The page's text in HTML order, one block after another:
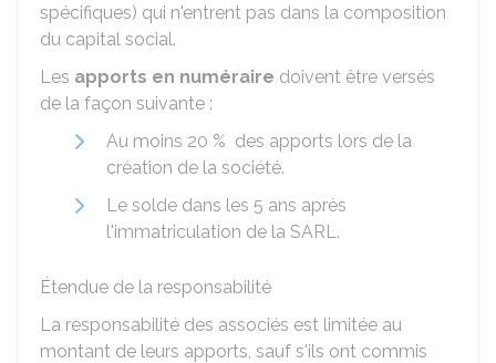
spécifiques) qui n'entrent pas dans la composition
du capital social.
Les apports en numéraire doivent être versés
de la façon suivante :
Au moins 20 % des apports lors de la
création de la société.
Le solde dans les 5 ans après
l'immatriculation de la SARL.
Étendue de la responsabilité
La responsabilité des associés est limitée au
montant de leurs apports, sauf s'ils ont commis